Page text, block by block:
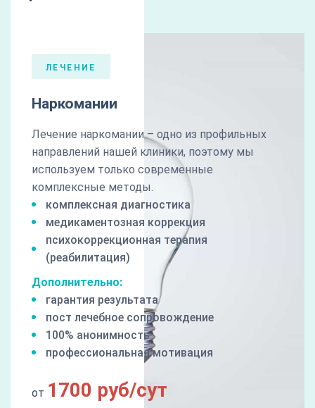
ЛЕЧЕНИЕ
Наркомании
Лечение наркомании – одно из профильных
направлений нашей клиники, поэтому мы
используем только современные
комплексные методы.
комплексная диагностика
медикаментозная коррекция
психокоррекционная терапия
(реабилитация)
Дополнительно:
гарантия результата
пост лечебное сопровождение
100% анонимность
профессиональная мотивация
от 1700 руб/сут